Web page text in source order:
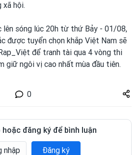
xã hội.
lên sóng lúc 20h từ thứ Bảy - 01/08,
được tuyển chọn khắp Việt Nam sẽ
để tɾanh tài qua 4 vòng thi
giữ ngôi vị cao nhất mùa đầu tiên.
0
Share
zuto.vn
đăng ký để bình luận
nhập Đăng ký